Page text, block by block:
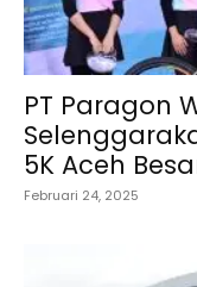
PT Paragon
5K Aceh
Februari 24, 2025